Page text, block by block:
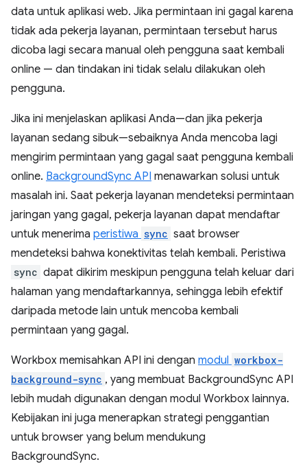
data untuk aplikasi web. Jika permintaan ini gagal karena
tidak ada pekerja layanan, permintaan tersebut harus
dicoba lagi secara manual oleh pengguna saat kembali
online — dan tindakan ini tidak selalu dilakukan oleh
pengguna.
Jika ini menjelaskan aplikasi Anda—dan jika pekerja
layanan sedang sibuk—sebaiknya Anda mencoba lagi
mengirim permintaan yang gagal saat pengguna kembali
online. BackgroundSync API menawarkan solusi untuk
masalah ini. Saat pekerja layanan mendeteksi permintaan
jaringan yang gagal, pekerja layanan dapat mendaftar
untuk menerima peristiwa sync saat browser
mendeteksi bahwa konektivitas telah kembali. Peristiwa
sync dapat dikirim meskipun pengguna telah keluar dari
halaman yang mendaftarkannya, sehingga lebih efektif
daripada metode lain untuk mencoba kembali
permintaan yang gagal.
Workbox memisahkan API ini dengan modul workbox-
background-sync , yang membuat BackgroundSync API
lebih mudah digunakan dengan modul Workbox lainnya.
Kebijakan ini juga menerapkan strategi penggantian
untuk browser yang belum mendukung
BackgroundSync.